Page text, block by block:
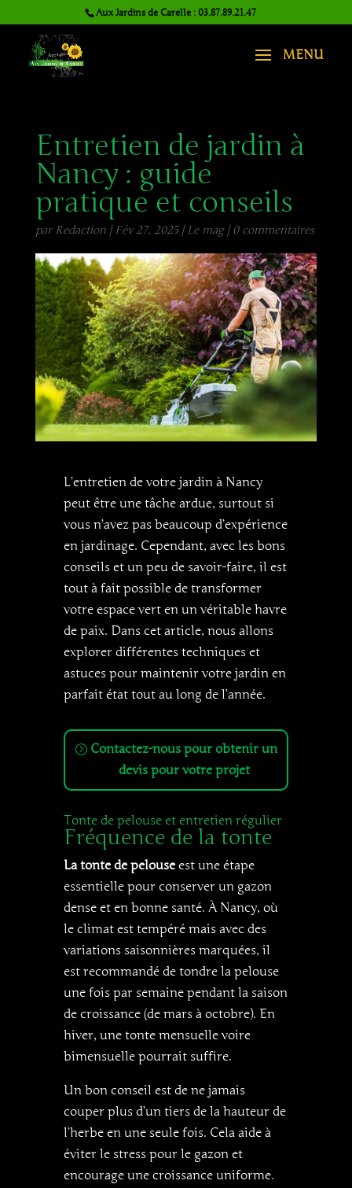
Aux Jardins de Carelle : 03.87.89.21.47
Entretien de jardin à
Nancy : guide
pratique et conseils
par Redaction| Fév 27, 2025| Le mag|0 commentaires
L’entretien de votre jardin à Nancy
peut être une tâche ardue, surtout si
vous n’avez pas beaucoup d’expérience
en jardinage. Cependant, avec les bons
conseils et un peu de savoir-faire, il est
tout à fait possible de transformer
votre espace vert en un véritable havre
de paix. Dans cet article, nous allons
explorer différentes techniques et
astuces pour maintenir votre jardin en
parfait état tout au long de l’année.
Contactez-nous pour obtenir un
devis pour votre projet
Tonte de pelouse et entretien régulier
Fréquence de la tonte
La tonte de pelouse est une étape
essentielle pour conserver un gazon
dense et en bonne santé. À Nancy, où
le climat est tempéré mais avec des
variations saisonnières marquées, il
est recommandé de tondre la pelouse
une fois par semaine pendant la saison
de croissance (de mars à octobre). En
hiver, une tonte mensuelle voire
bimensuelle pourrait suffire.
Un bon conseil est de ne jamais
couper plus d’un tiers de la hauteur de
l’herbe en une seule fois. Cela aide à
éviter le stress pour le gazon et
encourage une croissance uniforme.